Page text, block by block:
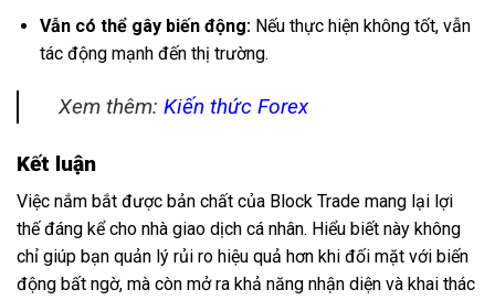
Vẫn có thể gây biến động:Nếu thực hiện không tốt, vẫn
tác động mạnh đến thị trường.
Xem thêm: Kiến thức Forex
Kết luận
Việc nắm bắt được bản chất của Block Trade mang lại lợi
thế đáng kể cho nhà giao dịch cá nhân. Hiểu biết này không
chỉ giúp bạn quản lý rủi ro hiệu quả hơn khi đối mặt với biến
động bất ngờ, mà còn mở ra khả năng nhận diện và khai thác